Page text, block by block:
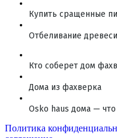
Купить сращенные
Отбеливание
Кто соберет дом
Дома из фахверка
Osko haus дома —
Политика